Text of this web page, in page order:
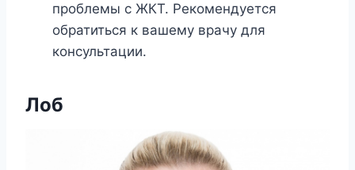
проблемы с ЖКТ. Рекомендуется
обратиться к вашему врачу для
консультации.
Лоб